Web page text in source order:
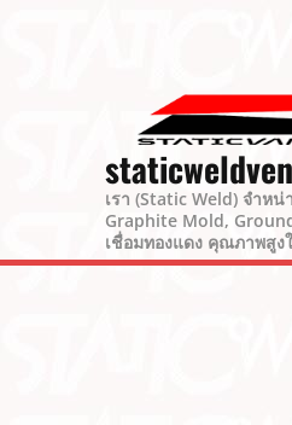
เรา (Static Weld) จำห
Graphite Mold,
เชื่อมทองแดง คุณภาพสูง